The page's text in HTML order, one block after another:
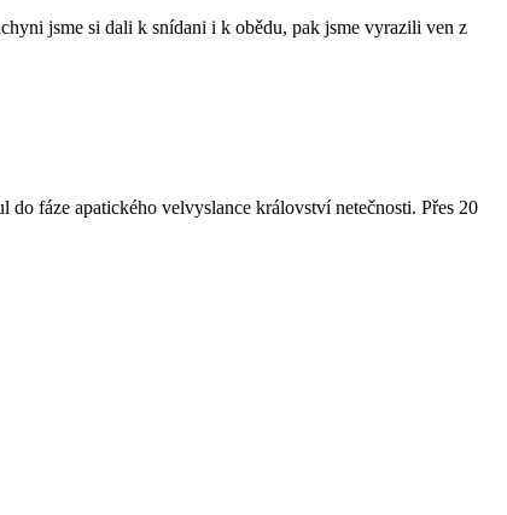
jsme si dali k snídani i k obědu, pak jsme vyrazili ven z
fáze apatického velvyslance království netečnosti. Přes 20